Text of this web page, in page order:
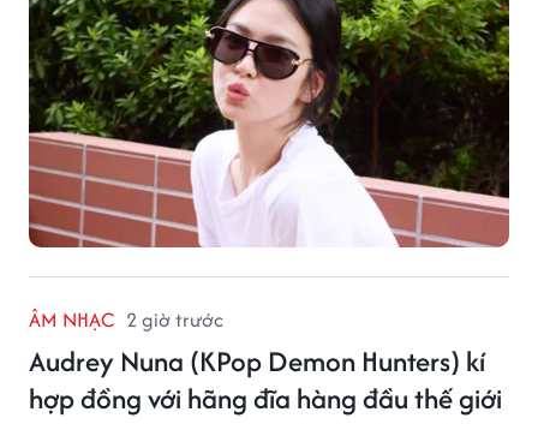
ÂM NHẠC 2 giờ trước
Audrey Nuna (KPop Demon Hunters) kí
hợp đồng với hãng đĩa hàng đầu thế giới